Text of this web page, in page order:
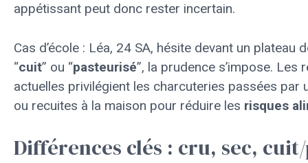
appétissant peut donc rester incertain.
Cas d’école : Léa, 24 SA, hésite devant un plateau
“cuit” ou “pasteurisé”, la prudence s’impose. Les
actuelles privilégient les charcuteries passées par
ou recuites à la maison pour réduire les risques
Différences clés : cru, sec,